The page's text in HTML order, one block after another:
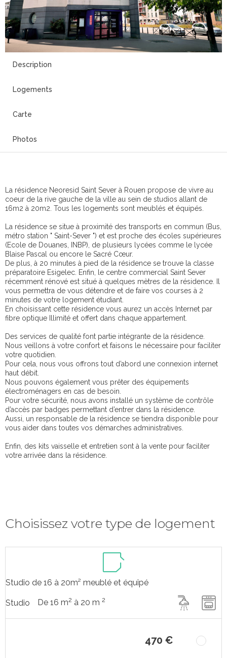
Description
Logements
Carte
Photos
La résidence Neoresid Saint Sever à Rouen propose de vivre au
coeur de la rive gauche de la ville au sein de studios allant de
16m2 à 20m2. Tous les logements sont meublés et équipés.
La résidence se situe à proximité des transports en commun (Bus,
métro station " Saint-Sever ") et est proche des écoles supérieures
(Ecole de Douanes, INBP), de plusieurs lycées comme le lycée
Blaise Pascal ou encore le Sacré Cœur.
De plus, à 20 minutes à pied de la résidence se trouve la classe
préparatoire Esigelec. Enfin, le centre commercial Saint Sever
récemment rénové est situé à quelques mètres de la résidence. Il
vous permettra de vous détendre et de faire vos courses à 2
minutes de votre logement étudiant.
En choisissant cette résidence vous aurez un accès Internet par
fibre optique Illimité et offert dans chaque appartement.
Des services de qualité font partie intégrante de la résidence.
Nous veillons à votre confort et faisons le nécessaire pour faciliter
votre quotidien.
Pour cela, nous vous offrons tout d’abord une connexion internet
haut débit.
Nous pouvons également vous prêter des équipements
électroménagers en cas de besoin.
Pour votre sécurité, nous avons installé un système de contrôle
d’accès par badges permettant d’entrer dans la résidence.
Aussi, un responsable de la résidence se tiendra disponible pour
vous aider dans toutes vos démarches administratives.
Enfin, des kits vaisselle et entretien sont à la vente pour faciliter
votre arrivée dans la résidence.
Choisissez votre type de logement
Studio de 16 à 20m² meublé et équipé
Studio De 16 m2 à 20 m 2
470 €